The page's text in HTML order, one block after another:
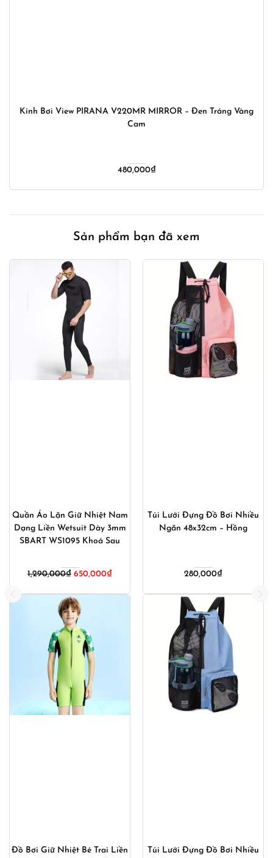
Kính Bơi View PIRANA V220MR MIRROR – Đen Tráng Vàng
Cam
480,000₫
Sản phẩm bạn đã xem
Quần Áo Lặn Giữ Nhiệt Nam
Dạng Liền Wetsuit Dày 3mm
SBART WS1095 Khoá Sau
1,290,000₫ 650,000₫
Đồ Bơi Giữ Nhiệt Bé Trai Liền
Túi Lưới Đựng Đồ Bơi Nhiều
Ngăn 48x32cm – Hồng
280,000₫
Túi Lưới Đựng Đồ Bơi Nhiều